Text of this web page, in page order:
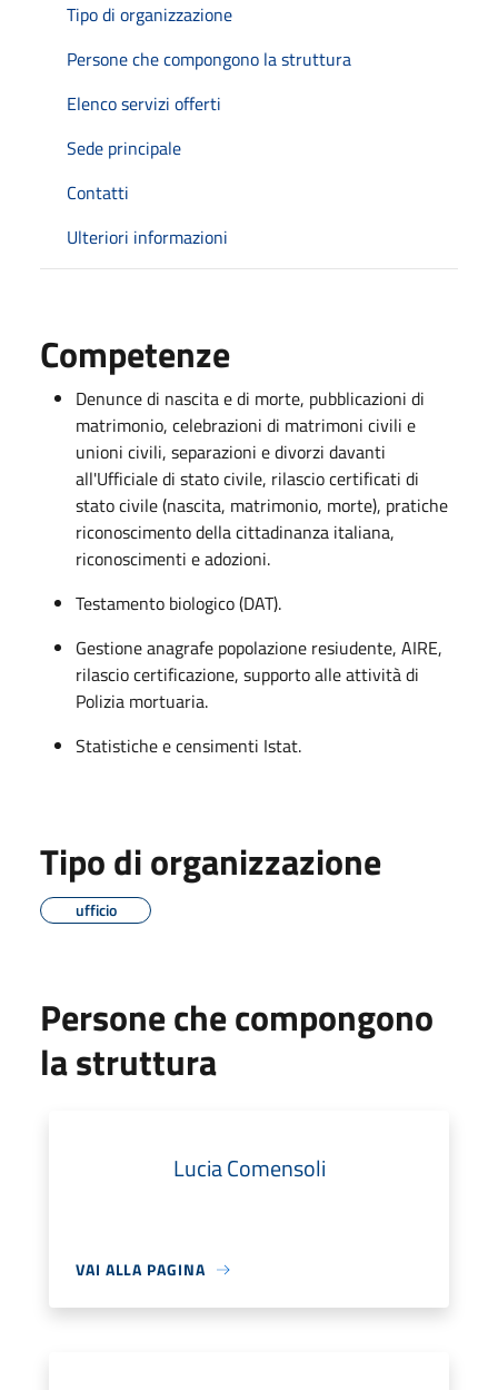
Tipo di organizzazione
Persone che compongono la struttura
Elenco servizi offerti
Sede principale
Contatti
Ulteriori informazioni
Competenze
Denunce di nascita e di morte, pubblicazioni di
matrimonio, celebrazioni di matrimoni civili e
unioni civili, separazioni e divorzi davanti
all'Ufficiale di stato civile, rilascio certificati di
stato civile (nascita, matrimonio, morte), pratiche
riconoscimento della cittadinanza italiana,
riconoscimenti e adozioni.
Testamento biologico (DAT).
Gestione anagrafe popolazione resiudente, AIRE,
rilascio certificazione, supporto alle attività di
Polizia mortuaria.
Statistiche e censimenti Istat.
Tipo di organizzazione
ufficio
Persone che compongono
la struttura
Lucia Comensoli
VAI ALLA PAGINA